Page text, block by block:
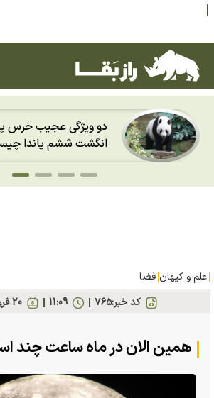
دو ویژگی عجیب خرس
انگشت ششم پاندا
علم و کیهان فضا
کد خبر:۷۶۵ 20 فروردين 1403 11:09
همین الان در ماه ساعت چند